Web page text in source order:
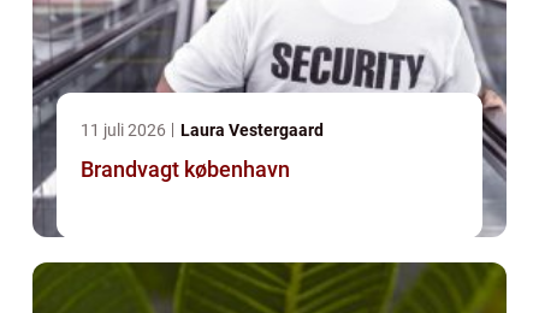
11 juli 2026 Laura Vestergaard
Brandvagt københavn